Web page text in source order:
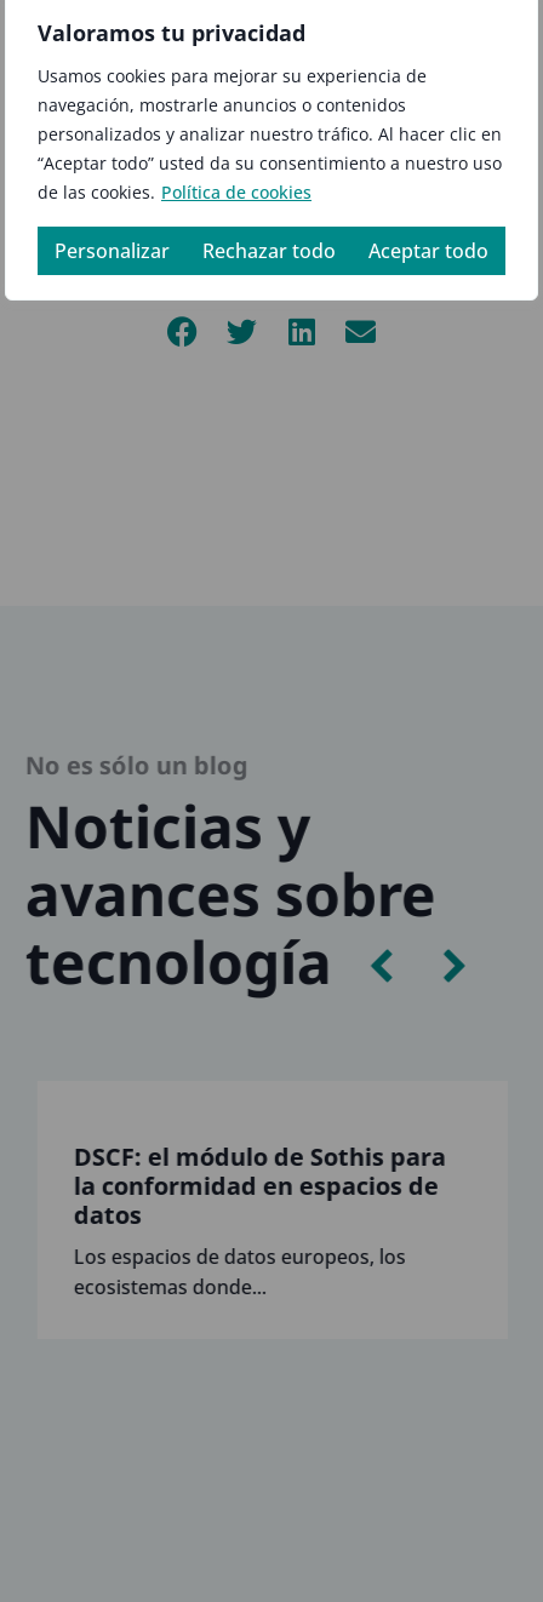
Valoramos tu privacidad
Usamos cookies para mejorar su experiencia de
navegación, mostrarle anuncios o contenidos
personalizados y analizar nuestro tráfico. Al hacer clic en
“Aceptar todo” usted da su consentimiento a nuestro uso
de las cookies. Política de cookies
Personalizar Rechazar todo Aceptar todo
Una excelente jornada en la que se pudo palpar la
preocupación por parte de todos los profesionales
de combatir el cibercrimen y los incidentes de
seguridad, ya que hoy en día ‘la ciberseguridad es
cosa de todos, desde el empleado hasta el directivo’.
COMPARTE
No es sólo un blog
Noticias y
avances sobre
tecnología
DSCF: el módulo de Sothis para
la conformidad en espacios de
datos
Los espacios de datos europeos, los
ecosistemas donde...